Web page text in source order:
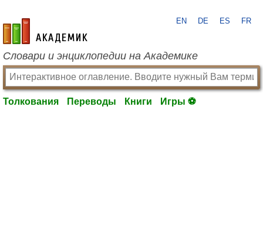
academic.ru
EN DE ES FR
Словари и энциклопедии на Академике
Толкования Переводы Книги Игры ⚽